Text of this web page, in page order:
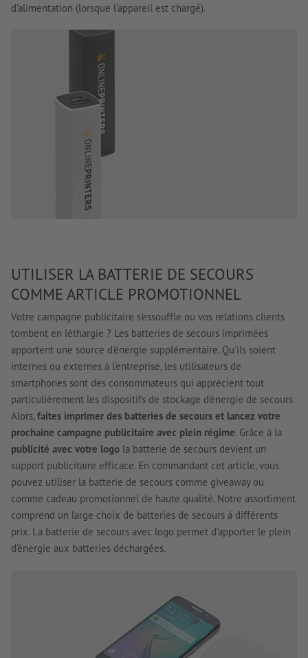
d'alimentation (lorsque l'appareil est chargé).
UTILISER LA BATTERIE DE SECOURS
COMME ARTICLE PROMOTIONNEL
Votre campagne publicitaire s'essouffle ou vos relations clients
tombent en léthargie ? Les batteries de secours imprimées
apportent une source d'énergie supplémentaire. Qu'ils soient
internes ou externes à l'entreprise, les utilisateurs de
smartphones sont des consommateurs qui apprécient tout
particulièrement les dispositifs de stockage d'énergie de secours.
Alors, faites imprimer des batteries de secours et lancez votre
prochaine campagne publicitaire avec plein régime. Grâce à la
publicité avec votre logo la batterie de secours devient un
support publicitaire efficace. En commandant cet article, vous
pouvez utiliser la batterie de secours comme giveaway ou
comme cadeau promotionnel de haute qualité. Notre assortiment
comprend un large choix de batteries de secours à différents
prix. La batterie de secours avec logo permet d'apporter le plein
d'énergie aux batteries déchargées.